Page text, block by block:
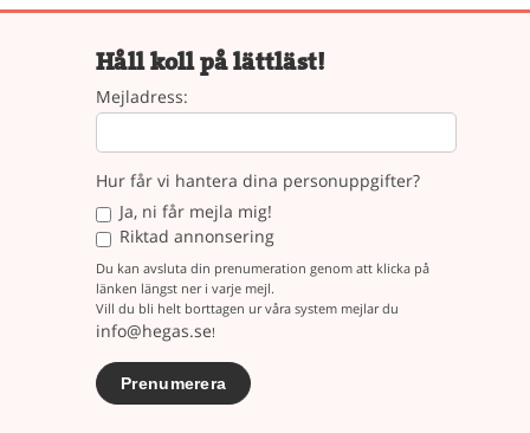
Håll koll på lättläst!
Mejladress:
Hur får vi hantera dina personuppgifter?
Ja, ni får mejla mig!
Riktad annonsering
Du kan avsluta din prenumeration genom att klicka på
länken längst ner i varje mejl.
Vill du bli helt borttagen ur våra system mejlar du
info@hegas.se!